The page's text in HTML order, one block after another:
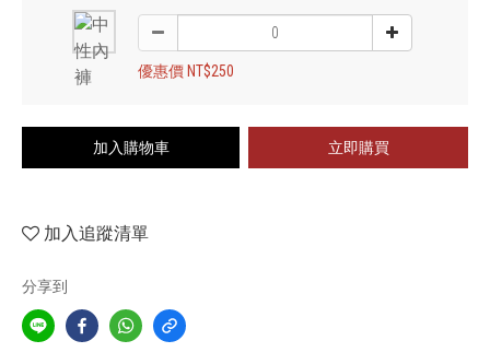
優惠價 NT$250
加入購物車 立即購買
加入追蹤清單
分享到